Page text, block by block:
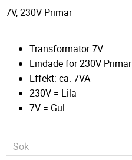
7V, 230V Primär
Transformator 7V
Lindade för 230V Primär
Effekt: ca. 7VA
230V = Lila
7V = Gul